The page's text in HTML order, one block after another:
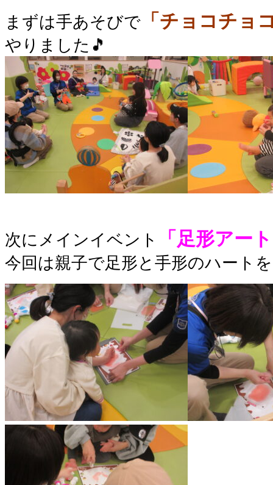
まずは手あそびで 「チョコチョ
やりました🎵
次にメインイベント 「足形アー
今回は親子で足形と手形のハート